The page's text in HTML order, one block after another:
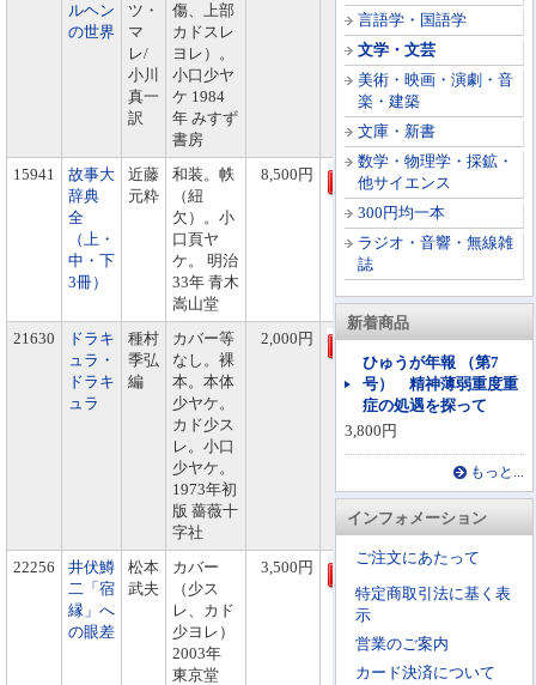
言語学・国語学
文学・文芸
美術・映画・演劇・音
楽・建築
文庫・新書
数学・物理学・採鉱・
他サイエンス
300円均一本
ラジオ・音響・無線雑
誌
新着商品
ひゅうが年報 （第7
号） 精神薄弱重度重
症の処遇を探って
3,800円
もっと...
インフォメーション
ご注文にあたって
特定商取引法に基く表
示
営業のご案内
カード決済について
ルヘン
の世界
ツ・
マ
レ/
小川
真一
訳
傷、上部
カドスレ
ヨレ）。
小口少ヤ
ケ 1984
年 みすず
書房
15941
故事大
辞典
全
（上・
中・下
3冊）
近藤
元粋
和装。帙
（紐
欠）。小
口頁ヤ
ケ。 明治
33年 青木
嵩山堂
8,500円
21630
ドラキ
ュラ・
ドラキ
ュラ
種村
季弘
編
カバー等
なし。裸
本。本体
少ヤケ。
カド少ス
レ。小口
少ヤケ。
1973年初
版 薔薇十
字社
2,000円
22256
井伏鱒
二「宿
縁」へ
の眼差
松本
武夫
カバー
（少ス
レ、カド
少ヨレ）
2003年
東京堂
3,500円